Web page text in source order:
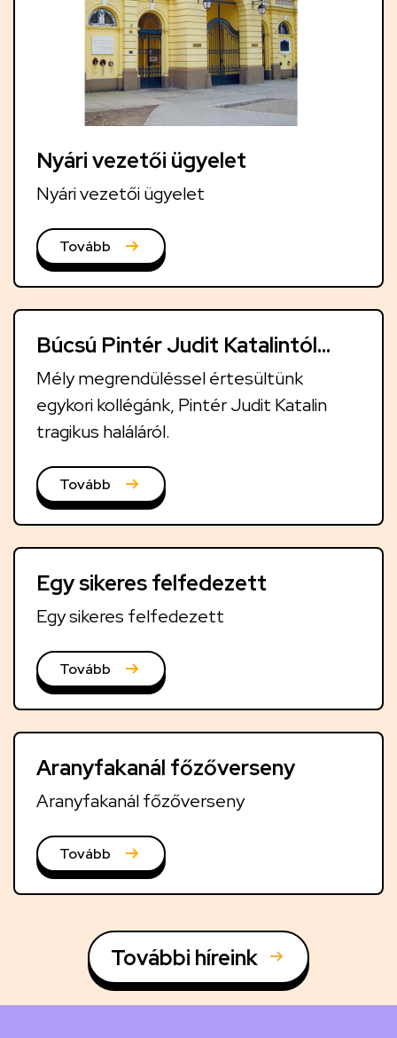
Nyári vezetői ügyelet
Nyári vezetői ügyelet
Tovább
Búcsú Pintér Judit Katalintól…
Mély megrendüléssel értesültünk
egykori kollégánk, Pintér Judit Katalin
tragikus haláláról.
Tovább
Egy sikeres felfedezett
Egy sikeres felfedezett
Tovább
Aranyfakanál főzőverseny
Aranyfakanál főzőverseny
Tovább
További híreink